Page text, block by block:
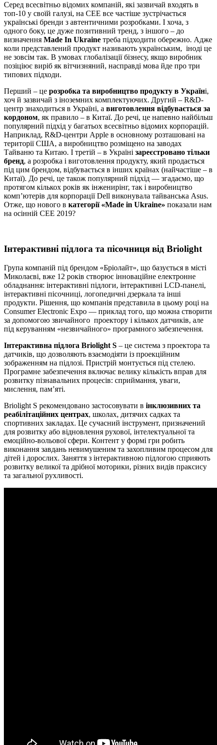
Серед всесвітньо відомих компаній, які зазвичай входять в
топ-10 у своїй галузі, на CEE все частіше зустрічається
українські бренди з автентичними розробками. І хоча, з
одного боку, це дуже позитивний тренд, з іншого – до
визначення Made In Ukraine треба підходити обережно. Адже
коли представлений продукт називають українським, іноді це
не зовсім так. В умовах глобалізації бізнесу, якщо виробник
позіціює виріб як вітчизняний, насправді мова йде про три
типових підходи.
Перший – це розробка та виробництво продукту в Україні,
хоч й зазвичай з іноземних комплектуючих. Другий – R&D-
центр знаходиться в Україні, а виготовлення відбувається за
кордоном, як правило – в Китаї. До речі, це напевно найбільш
популярний підхід у багатьох всесвітньо відомих корпорацій.
Наприклад, R&D-центри Apple в основному розташовані на
території США, а виробництво розміщено на заводах
Тайваню та Китаю. І третій – в Україні зареєстровано тільки
бренд, а розробка і виготовлення продукту, який продається
під цим брендом, відбувається в інших країнах (найчастіше – в
Китаї). До речі, це також популярний підхід — згадаємо, що
протягом кількох років як інженирінг, так і виробництво
комп’ютерів для корпорації Dell виконувала тайванська Asus.
Отже, що нового в категорії «Made in Ukraine» показали нам
на осінній CEE 2019?
Інтерактивні підлога та пісочниця від Briolight
Група компаній під брендом «Бріолайт», що базується в місті
Миколаєві, вже 12 років створює інноваційне електронне
обладнання: інтерактивні підлоги, інтерактивні LCD-панелі,
інтерактивні пісочниці, логопедичні дзеркала та інші
продукти. Рішення, що компанія представила в цьому році на
Consumer Electronic Expo — приклад того, що можна створити
за допомогою звичайного проектору і кількох датчиків, але
під керуванням «незвичайного» програмного забезпечення.
Інтерактивна підлога Briolight S – це система з проектора та
датчиків, що дозволяють взаємодіяти із проекційним
зображенням на підлозі. Пристрій монтується під стелею.
Програмне забезпечення включає велику кількість вправ для
розвитку пізнавальних процесів: сприймання, уваги,
мислення, пам’яті.
Briolight S рекомендовано застосовувати в інклюзивних та
реабілітаційних центрах, школах, дитячих садках та
спортивних закладах. Це сучасний інструмент, призначений
для розвитку або відновлення рухової, інтелектуальної та
емоційно-вольової сфери. Контент у формі гри робить
виконання завдань невимушеним та захопливим процесом для
дітей і дорослих. Заняття з інтерактивною підлогою сприяють
розвитку великої та дрібної моторики, різних видів праксису
та загальної рухливості.